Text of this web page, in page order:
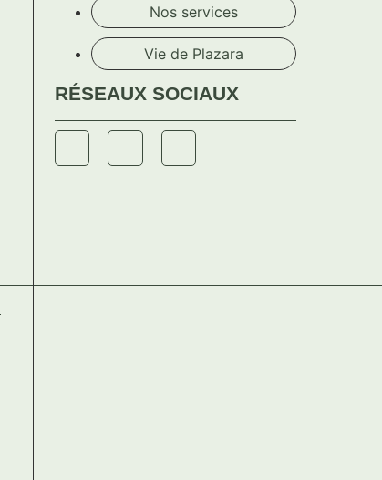
Nos services
Vie de Plazara
RÉSEAUX SOCIAUX